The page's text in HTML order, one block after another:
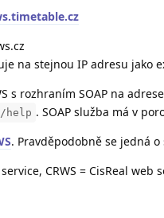
na stejnou IP adresu jako
s rozhraním SOAP na adrese
help . SOAP služba má v
. Pravděpodobně se jedná
CRWS = CisReal web